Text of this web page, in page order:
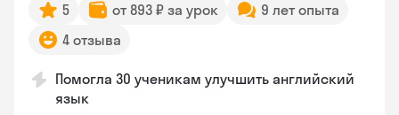
5 от 893 ₽ за урок
9 лет опыта
4 отзыва
Помогла 30 ученикам улучшить английский
язык